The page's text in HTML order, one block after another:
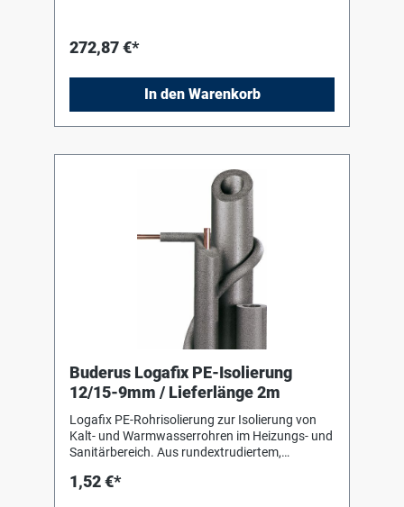
272,87 €*
In den Warenkorb
Buderus Logafix PE-Isolierung
12/15-9mm / Lieferlänge 2m
Logafix PE-Rohrisolierung zur Isolierung von
Kalt- und Warmwasserrohren im Heizungs- und
Sanitärbereich. Aus rundextrudiertem,
alterungsbeständig und unverrottbar.
1,52 €*